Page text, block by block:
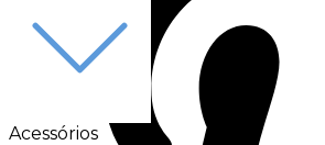
Acessórios